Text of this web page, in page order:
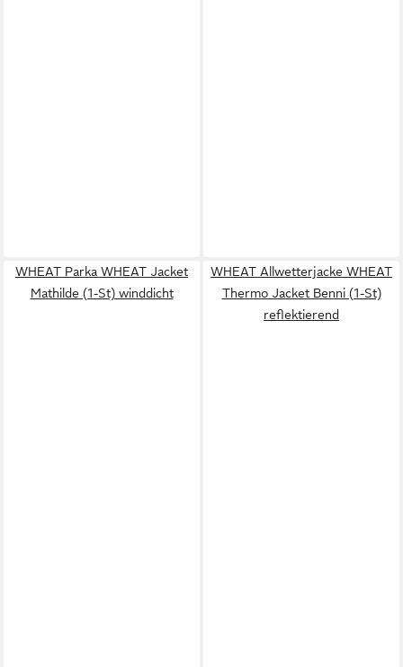
WHEAT Parka WHEAT Jacket
Mathilde (1-St) winddicht
WHEAT Allwetterjacke WHEAT
Thermo Jacket Benni (1-St)
reflektierend